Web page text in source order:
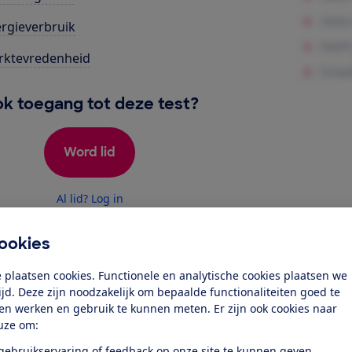
plaatsen cookies. Functionele en analytische cookies plaatsen we
Deze zijn noodzakelijk om bepaalde functionaliteiten goed te
werken en gebruik te kunnen meten. Er zijn ook cookies naar
om:
toegang tot deze test?
Word lid
Al lid? Log in
dit product
door de Consumentenbond